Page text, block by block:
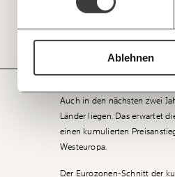
Ablehnen
TEILEN.
Auch in den nächsten zwei
Länder liegen. Das erwartet
einen kumulierten
Westeuropa.
Der Eurozonen-Schnitt der